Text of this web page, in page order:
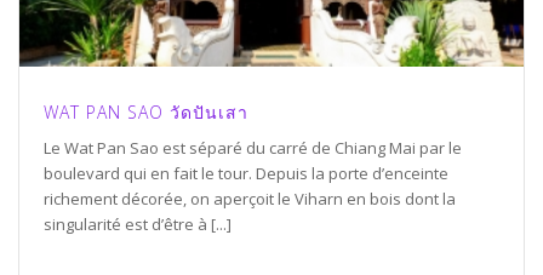
WAT PAN SAO วัดปันเสา
Le Wat Pan Sao est séparé du carré de Chiang Mai par le
boulevard qui en fait le tour. Depuis la porte d’enceinte
richement décorée, on aperçoit le Viharn en bois dont la
singularité est d’être à [...]